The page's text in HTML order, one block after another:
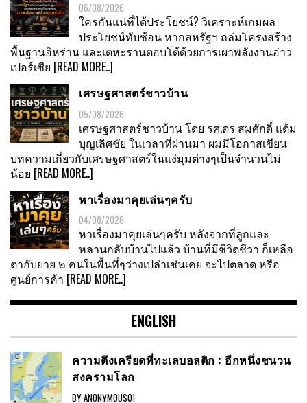
06/08/2026
ใครกันแน่ที่ได้ประโยชน์? วิเคราะห์เกมผล
ประโยชน์ทับซ้อน หากสหรัฐฯ ถล่มโครงสร้าง
พื้นฐานอิหร่าน และเตหะรานตอบโต้ด้วยการเผาพลังงานอ่าว
เปอร์เซีย [READ MORE..]
เศรษฐศาสตร์ชาวบ้าน
05/08/2026
เศรษฐศาสตร์ชาวบ้าน โดย รศ.ดร สมศักดิ์ แต้ม
บุญเลิศชัย ในเวลาที่ผ่านมา ผมมีโอกาสเขียน
บทความเกี่ยวกับเศรษฐศาสตร์ในแง่มุมต่างๆเป็นจำนวนไม่
น้อย [READ MORE..]
หาเรื่องมาคุยเล่นๆครับ
04/08/2026
หาเรื่องมาคุยเล่นๆครับ หลังจากที่ลูกและ
หลานกลับบ้านไปแล้ว บ้านที่มีชีวิตชีวา ก็เหลือ
ตากับยาย ๒ คนในพื้นที่ๆว่างเปล่าเช่นเคย จะไปตลาด หรือ
ศูนย์การค้า [READ MORE..]
ENGLISH
ความตึงเครียดที่ทะเลบอลติก : อีกหนึ่งชนวน
สงครามโลก
BY ANONYMOUS01